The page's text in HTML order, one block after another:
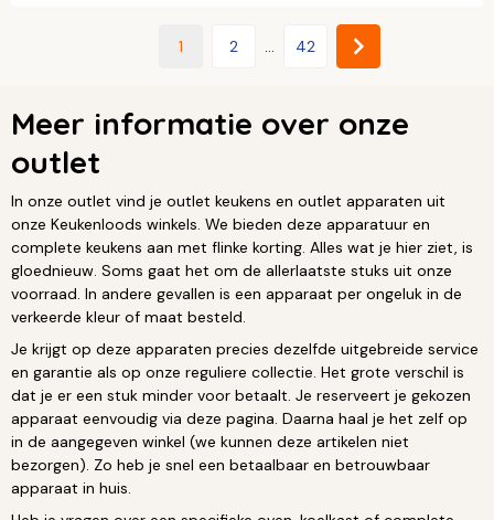
1 2 42
Meer informatie over onze
outlet
In onze outlet vind je outlet keukens en outlet apparaten uit
onze Keukenloods winkels. We bieden deze apparatuur en
complete keukens aan met flinke korting. Alles wat je hier ziet, is
gloednieuw. Soms gaat het om de allerlaatste stuks uit onze
voorraad. In andere gevallen is een apparaat per ongeluk in de
verkeerde kleur of maat besteld.
Je krijgt op deze apparaten precies dezelfde uitgebreide service
en garantie als op onze reguliere collectie. Het grote verschil is
dat je er een stuk minder voor betaalt. Je reserveert je gekozen
apparaat eenvoudig via deze pagina. Daarna haal je het zelf op
in de aangegeven winkel (we kunnen deze artikelen niet
bezorgen). Zo heb je snel een betaalbaar en betrouwbaar
apparaat in huis.